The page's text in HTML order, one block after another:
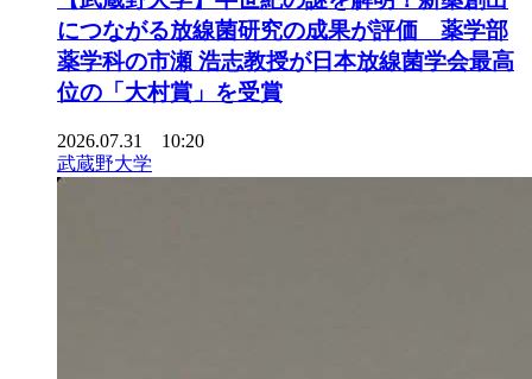
につながる放線菌研究の成果が評価 薬学部
薬学科の市瀬 浩志教授が日本放線菌学会最高
位の「大村賞」を受賞
2026.07.31 10:20
武蔵野大学